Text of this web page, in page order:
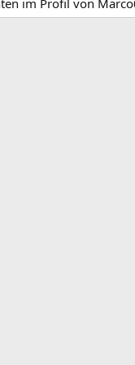
im Profil von